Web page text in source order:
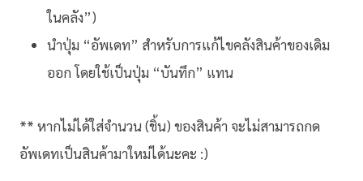
ในคลัง”)
นำปุ่ม “อัพเดท” สำหรับการแก้ไขคลังสินค้าของเดิม
ออก โดยใช้เป็นปุ่ม “บันทึก” แทน
** หากไม่ได้ใส่จำนวน (ชิ้น) ของสินค้า จะไม่สามารถกด
อัพเดทเป็นสินค้ามาใหม่ได้นะคะ :)